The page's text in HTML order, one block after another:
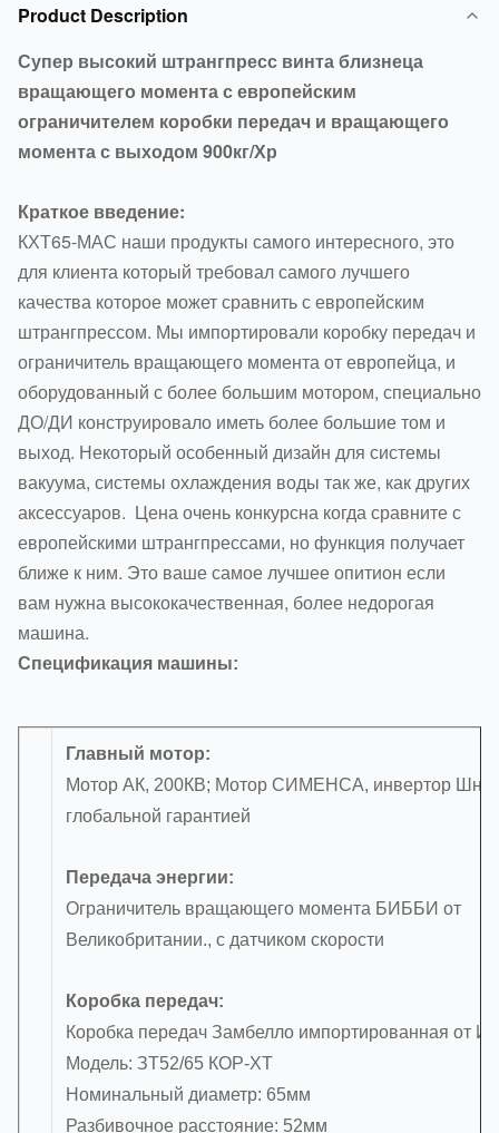
Product Description
Супер высокий штрангпресс винта близнеца
вращающего момента с европейским
ограничителем коробки передач и вращающего
момента с выходом 900кг/Хр
Краткое введение:
КХТ65-МАС наши продукты самого интересного, это
для клиента который требовал самого лучшего
качества которое может сравнить с европейским
штрангпрессом. Мы импортировали коробку передач и
ограничитель вращающего момента от европейца, и
оборудованный с более большим мотором, специально
ДО/ДИ конструировало иметь более большие том и
выход. Некоторый особенный дизайн для системы
вакуума, системы охлаждения воды так же, как других
аксессуаров. Цена очень конкурсна когда сравните с
европейскими штрангпрессами, но функция получает
ближе к ним. Это ваше самое лучшее опитион если
вам нужна высококачественная, более недорогая
машина.
Спецификация машины:
Главный мотор:
Мотор АК, 200КВ; Мотор СИМЕНСА, инвертор
глобальной гарантией
Передача энергии:
Ограничитель вращающего момента БИББИ от
Великобритании., с датчиком скорости
Коробка передач:
Коробка передач Замбелло импортированная от
Модель: ЗТ52/65 КОР-ХТ
Номинальный диаметр: 65мм
Разбивочное расстояние: 52мм